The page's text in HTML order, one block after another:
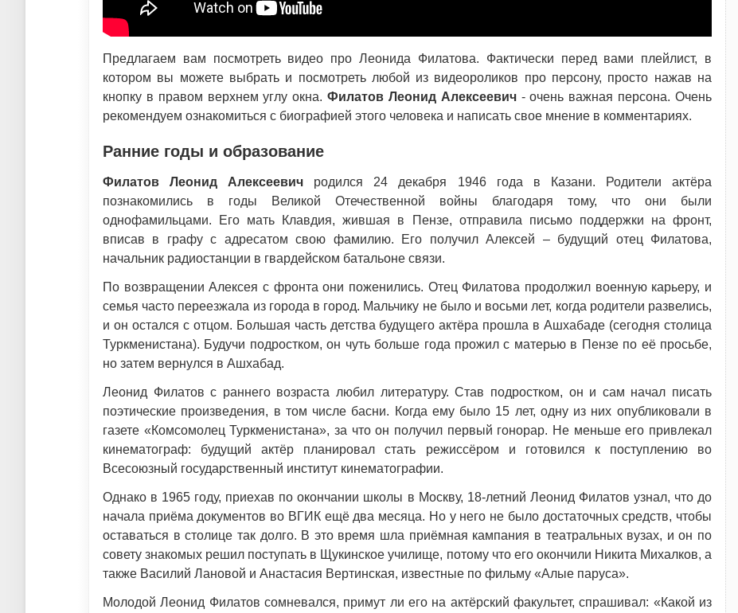
Предлагаем вам посмотреть видео про Леонида Филатова. Фактически перед вами плейлист, в
котором вы можете выбрать и посмотреть любой из видеороликов про персону, просто нажав на
кнопку в правом верхнем углу окна.Филатов Леонид Алексеевич- очень важная персона. Очень
рекомендуем ознакомиться с биографией этого человека и написать свое мнение в комментариях.
Ранние годы и образование
Филатов Леонид Алексеевич родился 24 декабря 1946 года в Казани. Родители актёра
познакомились в годы Великой Отечественной войны благодаря тому, что они были
однофамильцами. Его мать Клавдия, жившая в Пензе, отправила письмо поддержки на фронт,
вписав в графу с адресатом свою фамилию. Его получил Алексей – будущий отец Филатова,
начальник радиостанции в гвардейском батальоне связи.
По возвращении Алексея с фронта они поженились. Отец Филатова продолжил военную карьеру, и
семья часто переезжала из города в город. Мальчику не было и восьми лет, когда родители развелись,
и он остался с отцом. Большая часть детства будущего актёра прошла в Ашхабаде (сегодня столица
Туркменистана). Будучи подростком, он чуть больше года прожил с матерью в Пензе по её просьбе,
но затем вернулся в Ашхабад.
Леонид Филатов с раннего возраста любил литературу. Став подростком, он и сам начал писать
поэтические произведения, в том числе басни. Когда ему было 15 лет, одну из них опубликовали в
газете «Комсомолец Туркменистана», за что он получил первый гонорар. Не меньше его привлекал
кинематограф: будущий актёр планировал стать режиссёром и готовился к поступлению во
Всесоюзный государственный институт кинематографии.
Однако в 1965 году, приехав по окончании школы в Москву, 18-летний Леонид Филатов узнал, что до
начала приёма документов во ВГИК ещё два месяца. Но у него не было достаточных средств, чтобы
оставаться в столице так долго. В это время шла приёмная кампания в театральных вузах, и он по
совету знакомых решил поступать в Щукинское училище, потому что его окончили Никита Михалков, а
также Василий Лановой и Анастасия Вертинская, известные по фильму «Алые паруса».
Молодой Леонид Филатов сомневался, примут ли его на актёрский факультет, спрашивал: «Какой из